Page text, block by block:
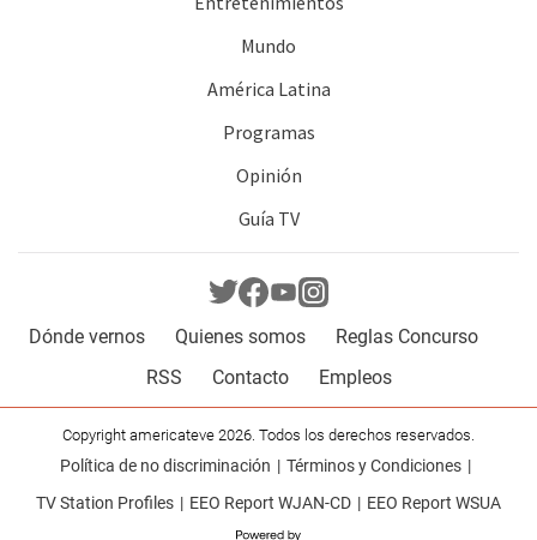
Mundo
América Latina
Programas
Opinión
Guía TV
Dónde vernos Quienes somos
Reglas Concurso
RSS
Contacto Empleos
Copyright americateve 2026. Todos los derechos reservados.
Política de no discriminación
Términos y Condiciones
TV Station Profiles
EEO Report WJAN-CD EEO Report WSUA